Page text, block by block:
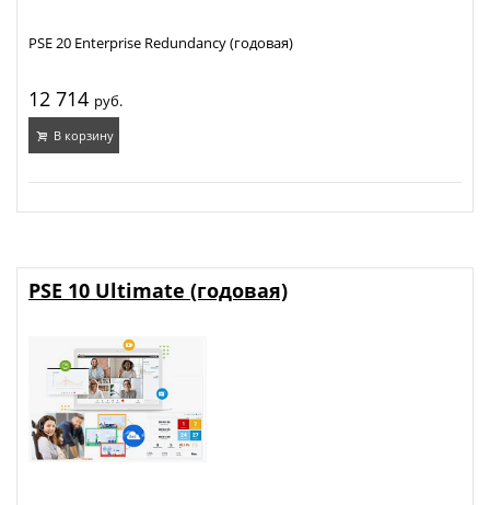
12 714 руб.
В корзину
PSE 20 Enterprise Redundancy (годовая)
PSE 10 Ultimate (годовая)